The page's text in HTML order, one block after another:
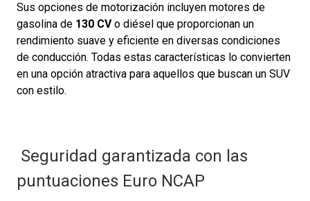
Sus opciones de motorización incluyen motores de
gasolina de 130 CVo diésel que proporcionan un
rendimiento suave y eficiente en diversas condiciones
de conducción. Todas estas características lo convierten
en una opción atractiva para aquellos que buscan un SUV
con estilo.
Seguridad garantizada con las
puntuaciones Euro NCAP